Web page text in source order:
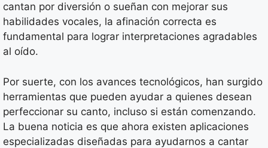
cantan por diversión o sueñan con mejorar sus
habilidades vocales, la afinación correcta es
fundamental para lograr interpretaciones agradables
al oído.
Por suerte, con los avances tecnológicos, han surgido
herramientas que pueden ayudar a quienes desean
perfeccionar su canto, incluso si están comenzando.
La buena noticia es que ahora existen aplicaciones
especializadas diseñadas para ayudarnos a cantar